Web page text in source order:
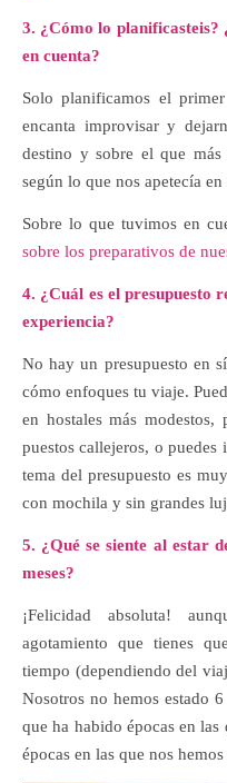
3. ¿Cómo lo planificasteis?
en cuenta?
Solo planificamos el
encanta improvisar y
destino y sobre el que
según lo que nos apetecía
Sobre lo que tuvimos en
sobre los preparativos de
4. ¿Cuál es el presupuesto
experiencia?
No hay un presupuesto en
cómo enfoques tu viaje.
en hostales más modestos,
puestos callejeros, o puedes
tema del presupuesto es
con mochila y sin grandes
5. ¿Qué se siente al estar
meses?
¡Felicidad absoluta!
agotamiento que tienes
tiempo (dependiendo del
Nosotros no hemos estado
que ha habido épocas en
épocas en las que nos